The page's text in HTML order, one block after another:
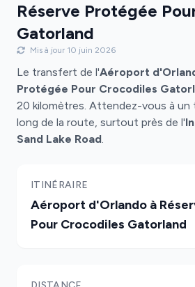
Réserve Protégée
Gatorland
Mis à jour 10 juin 2026
Le transfert de l'Aéroport
Protégée Pour Crocodiles
20 kilomètres. Attendez-vous à un
long de la route, surtout près de l'
Sand Lake Road.
ITINÉRAIRE
Aéroport d'Orlando à
Pour Crocodiles Gatorland